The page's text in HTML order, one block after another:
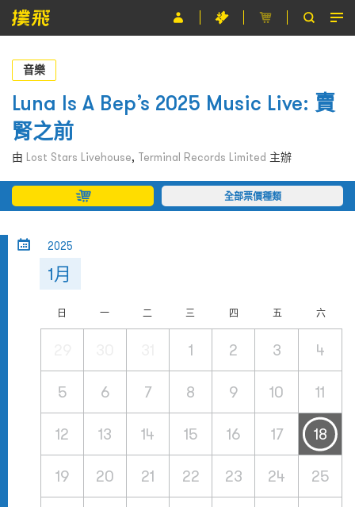
節目
主辦單位
關於撲飛
條款及細則
EN
音樂
Luna Is A Bep’s 2025 Music Live: 賣
腎之前
由 Lost Stars Livehouse, Terminal Records Limited 主辦
全部票價種類
2025
1月
日 一 二 三 四 五 六
1 2 3 4
5 6 7 8 9 10 11
12 13 14 15 16 17 18
19 20 21 22 23 24 25